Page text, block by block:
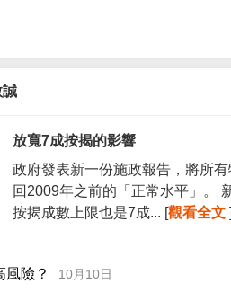
誠
放寬7成按揭的影響
政府發表新一份施政報告，將所
回2009年之前的「正常水平」。
按揭成數上限也是7成... [觀看全文 ]
風險？ 10月10日